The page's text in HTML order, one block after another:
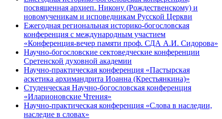
посвященная архиеп. Никону (Рождественскому) и
новомученикам и исповедникам Русской Церкви
Ежегодная региональная историко-богословская
конференция с международным участием
«Конференция-вечер памяти проф. СДА А.И. Сидорова»
Научно-богословские сектоведческие конференции
Сретенской духовной академии
Научно-практическая конференция «Пастырская
аскетика архимандрита Иоанна (Крестьянкина)»
Студенческая Научно-богословская конференция
«Иларионовские Чтения»
Научно-практическая конференция «Cлова в наследии,
наследие в словах»